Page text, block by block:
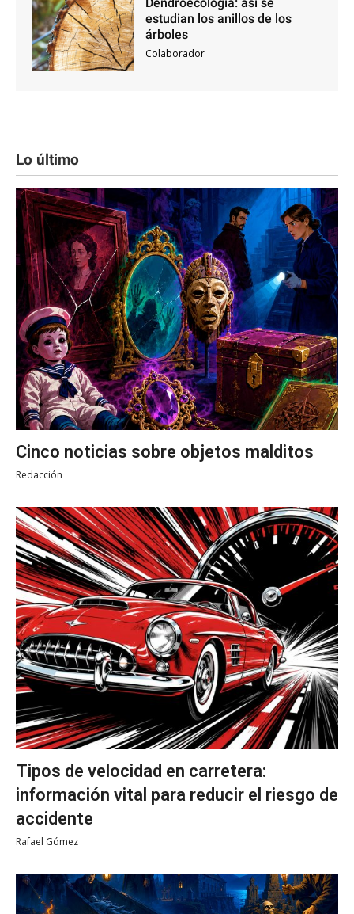
estudian los anillos de los
árboles
Colaborador
Lo último
Cinco noticias sobre objetos malditos
Redacción
Tipos de velocidad en carretera:
información vital para reducir el riesgo de
accidente
Rafael Gómez